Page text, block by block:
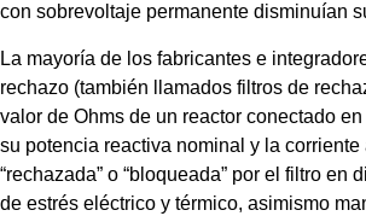
con sobrevoltaje permanente disminuían
La mayoría de los fabricantes e
rechazo (también llamados filtros de
valor de Ohms de un reactor conectado
su potencia reactiva nominal y la
“rechazada” o “bloqueada” por el filtro
de estrés eléctrico y térmico, asimismo